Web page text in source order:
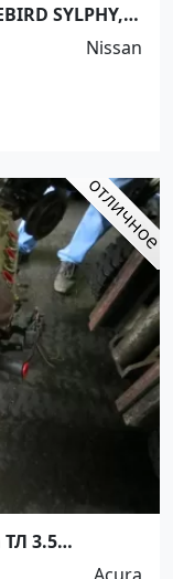
SYLPHY,
1999-2006гNissan
3.5